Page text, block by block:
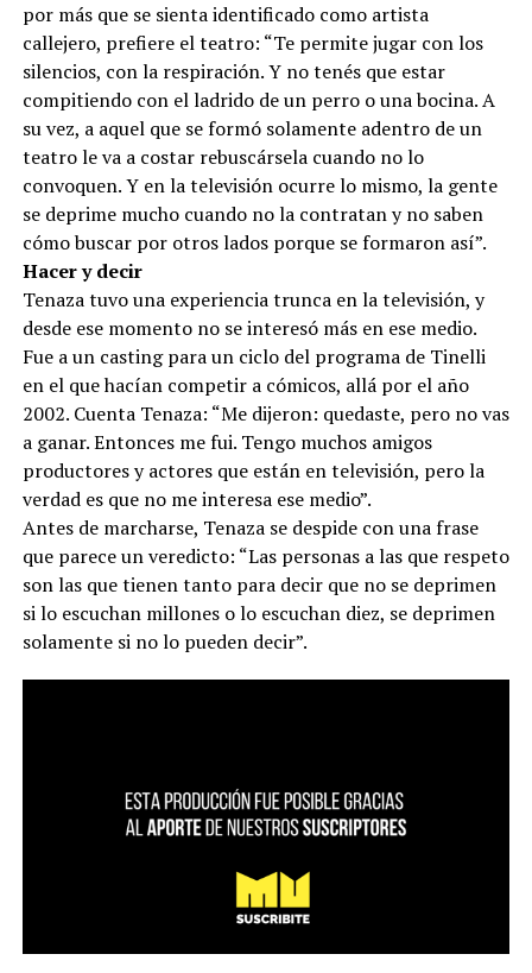
por más que se sienta identificado como artista
callejero, prefiere el teatro: “Te permite jugar con los
silencios, con la respiración. Y no tenés que estar
compitiendo con el ladrido de un perro o una bocina. A
su vez, a aquel que se formó solamente adentro de un
teatro le va a costar rebuscársela cuando no lo
convoquen. Y en la televisión ocurre lo mismo, la gente
se deprime mucho cuando no la contratan y no saben
cómo buscar por otros lados porque se formaron así”.
Hacer y decir
Tenaza tuvo una experiencia trunca en la televisión, y
desde ese momento no se interesó más en ese medio.
Fue a un casting para un ciclo del programa de Tinelli
en el que hacían competir a cómicos, allá por el año
2002. Cuenta Tenaza: “Me dijeron: quedaste, pero no vas
a ganar. Entonces me fui. Tengo muchos amigos
productores y actores que están en televisión, pero la
verdad es que no me interesa ese medio”.
Antes de marcharse, Tenaza se despide con una frase
que parece un veredicto: “Las personas a las que respeto
son las que tienen tanto para decir que no se deprimen
si lo escuchan millones o lo escuchan diez, se deprimen
solamente si no lo pueden decir”.